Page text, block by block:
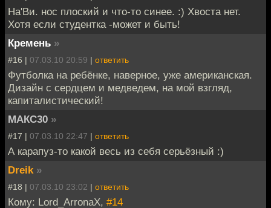
На'Ви. нос плоский и что-то синее. :) Хвоста нет.
Хотя если студентка -может и быть!
Кремень »
#16 | 07.03.10 20:59 | ответить
Футболка на ребёнке, наверное, уже американская.
Дизайн с сердцем и медведем, на мой взгляд,
капиталистический!
МАКС30 »
#17 | 07.03.10 22:47 | ответить
А карапуз-то какой весь из себя серьёзный :)
Dreik »
#18 | 07.03.10 23:02 | ответить
Кому: Lord_ArronaX, #14